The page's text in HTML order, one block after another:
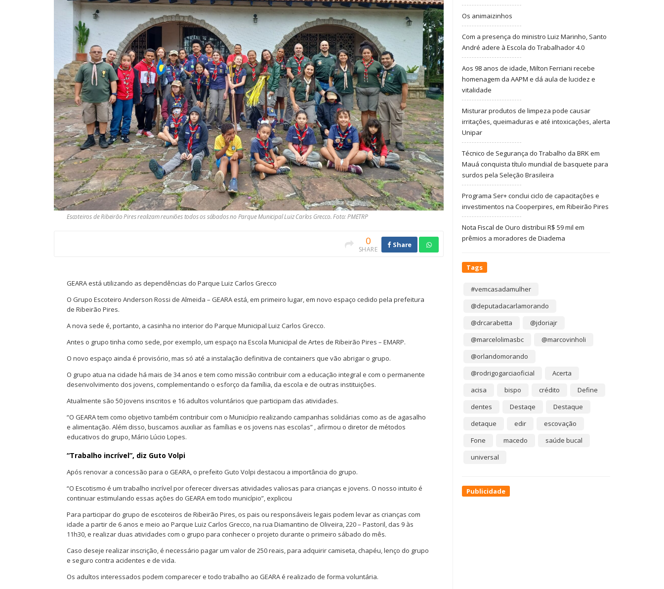
Escoteiros de Ribeirão Pires realizam reuniões todos os sábados no Parque Municipal Luiz Carlos Grecco. Foto: PMETRP
0
SHARE
Share
GEARA está utilizando as dependências do Parque Luiz Carlos Grecco
O Grupo Escoteiro Anderson Rossi de Almeida – GEARA está, em primeiro lugar, em novo espaço cedido pela prefeitura
de Ribeirão Pires.
A nova sede é, portanto, a casinha no interior do Parque Municipal Luiz Carlos Grecco.
Antes o grupo tinha como sede, por exemplo, um espaço na Escola Municipal de Artes de Ribeirão Pires – EMARP.
O novo espaço ainda é provisório, mas só até a instalação definitiva de containers que vão abrigar o grupo.
O grupo atua na cidade há mais de 34 anos e tem como missão contribuir com a educação integral e com o permanente
desenvolvimento dos jovens, complementando o esforço da família, da escola e de outras instituições.
Atualmente são 50 jovens inscritos e 16 adultos voluntários que participam das atividades.
“O GEARA tem como objetivo também contribuir com o Município realizando campanhas solidárias como as de agasalho
e alimentação. Além disso, buscamos auxiliar as famílias e os jovens nas escolas” , afirmou o diretor de métodos
educativos do grupo, Mário Lúcio Lopes.
“Trabalho incrível”, diz Guto Volpi
Após renovar a concessão para o GEARA, o prefeito Guto Volpi destacou a importância do grupo.
“O Escotismo é um trabalho incrível por oferecer diversas atividades valiosas para crianças e jovens. O nosso intuito é
continuar estimulando essas ações do GEARA em todo município”, explicou
Para participar do grupo de escoteiros de Ribeirão Pires, os pais ou responsáveis legais podem levar as crianças com
idade a partir de 6 anos e meio ao Parque Luiz Carlos Grecco, na rua Diamantino de Oliveira, 220 – Pastoril, das 9 às
11h30, e realizar duas atividades com o grupo para conhecer o projeto durante o primeiro sábado do mês.
Caso deseje realizar inscrição, é necessário pagar um valor de 250 reais, para adquirir camiseta, chapéu, lenço do grupo
e seguro contra acidentes e de vida.
Os adultos interessados podem comparecer e todo trabalho ao GEARA é realizado de forma voluntária.
Os animaizinhos
Com a presença do ministro Luiz Marinho, Santo
André adere à Escola do Trabalhador 4.0
Aos 98 anos de idade, Milton Ferriani recebe
homenagem da AAPM e dá aula de lucidez e
vitalidade
Misturar produtos de limpeza pode causar
irritações, queimaduras e até intoxicações, alerta
Unipar
Técnico de Segurança do Trabalho da BRK em
Mauá conquista título mundial de basquete para
surdos pela Seleção Brasileira
Programa Ser+ conclui ciclo de capacitações e
investimentos na Cooperpires, em Ribeirão Pires
Nota Fiscal de Ouro distribui R$ 59 mil em
prêmios a moradores de Diadema
Tags
#vemcasadamulher
@deputadacarlamorando
@drcarabetta
@jdoriajr
@marcelolimasbc
@marcovinholi
@orlandomorando
@rodrigogarciaoficial
Acerta
acisa
bispo crédito
Define
dentes
Destaqe
Destaque
detaque
edir
escovação
Fone
macedo
saúde bucal
universal
Publicidade